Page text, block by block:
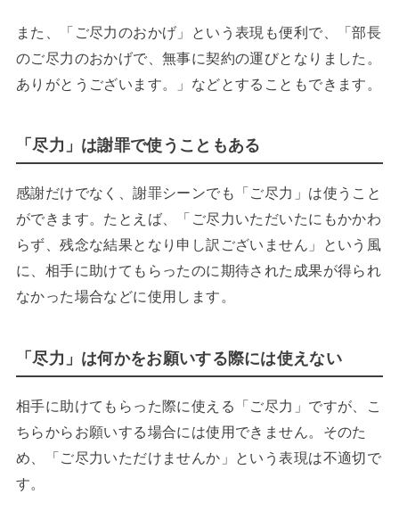
また、「ご尽力のおかげ」という表現も便利で、「部長
のご尽力のおかげで、無事に契約の運びとなりました。
ありがとうございます。」などとすることもできます。
「尽力」は謝罪で使うこともある
感謝だけでなく、謝罪シーンでも「ご尽力」は使うこと
ができます。たとえば、「ご尽力いただいたにもかかわ
らず、残念な結果となり申し訳ございません」という風
に、相手に助けてもらったのに期待された成果が得られ
なかった場合などに使用します。
「尽力」は何かをお願いする際には使えない
相手に助けてもらった際に使える「ご尽力」ですが、こ
ちらからお願いする場合には使用できません。そのた
め、「ご尽力いただけませんか」という表現は不適切で
す。